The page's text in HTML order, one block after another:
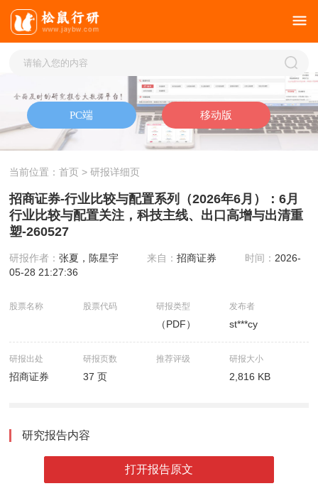
当前位置：首页 > 研报详细页
招商证券-行业比较与配置系列（2026年6月）：6月
行业比较与配置关注，科技主线、出口高增与出清重
塑-260527
研报作者：张夏，陈星宇 来自：招商证券 时间： 2026-
05-28 21:27:36
股票名称 股票代码 研报类型
（PDF）
发布者
st***cy
研报出处
招商证券
研报页数
37 页
推荐评级 研报大小
2,816 KB
研究报告内容
打开报告原文